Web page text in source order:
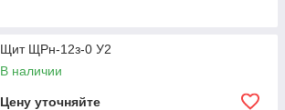
Щит ЩРн-12з-0 У2
В наличии
Цену уточняйте